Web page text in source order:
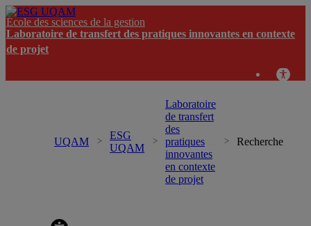
École des sciences de la gestion
Laboratoire de transfert des pratiques innovantes en contexte
de projet
UQAM
ESG
UQAM
Laboratoire
de transfert
des
pratiques
innovantes
en contexte
de projet
Recherche